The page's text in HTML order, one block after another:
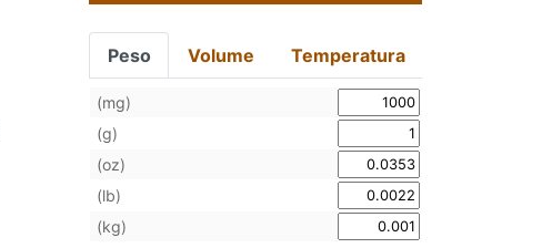
Peso Volume Temperatura
(mg)
(g)
(oz)
(lb)
(kg)